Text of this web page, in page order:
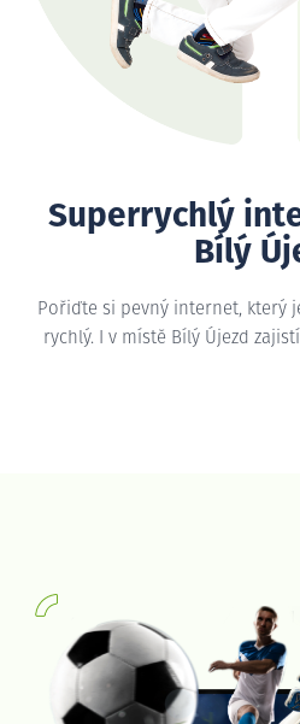
Superrychlý
Bílý
Pořiďte si pevný internet, který
rychlý. I v místě Bílý Újezd